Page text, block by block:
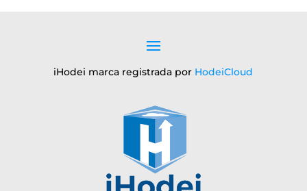
iHodei marca registrada por HodeiCloud